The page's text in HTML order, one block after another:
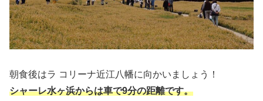
朝食後はラ コリーナ近江八幡に向かいましょう！
シャーレ水ヶ浜からは車で9分の距離です。